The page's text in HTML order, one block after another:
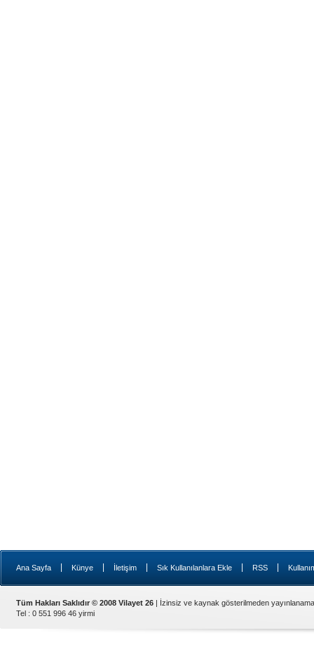
Ana Sayfa Künye İletişim Sık Kullanılanlara Ekle RSS
Tüm Hakları Saklıdır © 2008 Vilayet 26 | İzinsiz ve kaynak gösterilmeden
Tel : 0 551 996 46 yirmi